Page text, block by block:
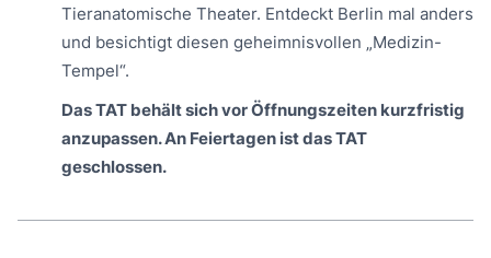
Tieranatomische Theater. Entdeckt Berlin mal anders
und besichtigt diesen geheimnisvollen „Medizin-
Tempel“.
Das TAT behält sich vor Öffnungszeiten kurzfristig
anzupassen. An Feiertagen ist das TAT
geschlossen.